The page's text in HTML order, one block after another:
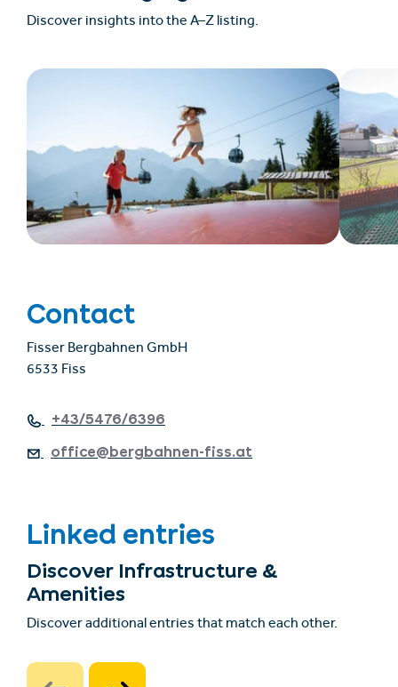
Discover insights into the A–Z listing.
Contact
Fisser Bergbahnen GmbH
6533 Fiss
+43/5476/6396
office@bergbahnen-fiss.at
Linked entries
Discover Infrastructure &
Amenities
Discover additional entries that match each other.